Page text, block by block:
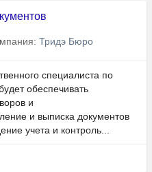
Тридэ Бюро
специалиста по
обеспечивать
и
и выписка документов
учета и контроль...